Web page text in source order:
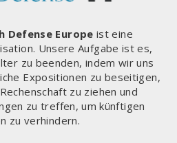
Defense Europe ist eine
Unsere Aufgabe ist es,
zu beenden, indem wir uns
Expositionen zu beseitigen,
zu ziehen und
zu treffen, um künftigen
zu verhindern.